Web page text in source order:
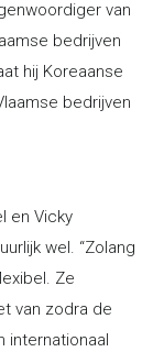
van
bedrijven
hij Koreaanse
bedrijven
en Vicky
wel. “Zolang
Ze
van zodra de